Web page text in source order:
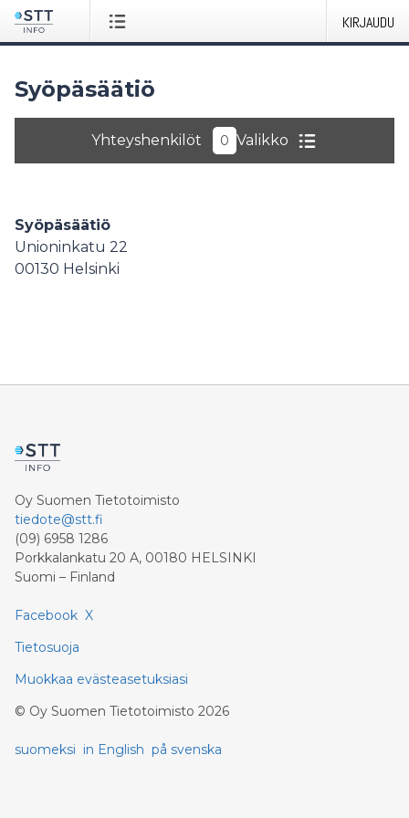
KIRJAUDU
Syöpäsäätiö
Yhteyshenkilöt 0 Valikko
Syöpäsäätiö
Unioninkatu 22
00130 Helsinki
Oy Suomen Tietotoimisto
tiedote@stt.fi
(09) 6958 1286
Porkkalankatu 20 A, 00180 HELSINKI
Suomi – Finland
Facebook X
Tietosuoja
Muokkaa evästeasetuksiasi
© Oy Suomen Tietotoimisto 2026
suomeksi in English på svenska